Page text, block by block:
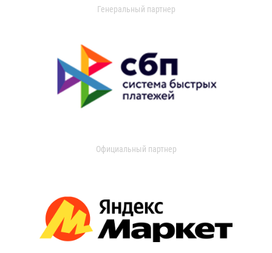
Генеральный партнер
Официальный партнер